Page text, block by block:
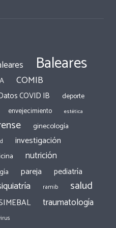
Baleares
COMIB
COVID IB
deporte
envejecimiento estética
ginecología
investigación
nutrición
pareja pediatría
ramib salud
traumatología